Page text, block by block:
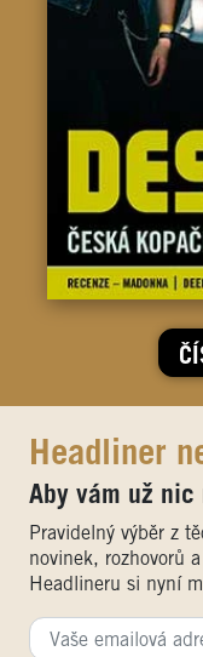
Headliner
Aby vám už nic
Pravidelný výběr z
novinek, rozhovorů
Headlineru si nyní